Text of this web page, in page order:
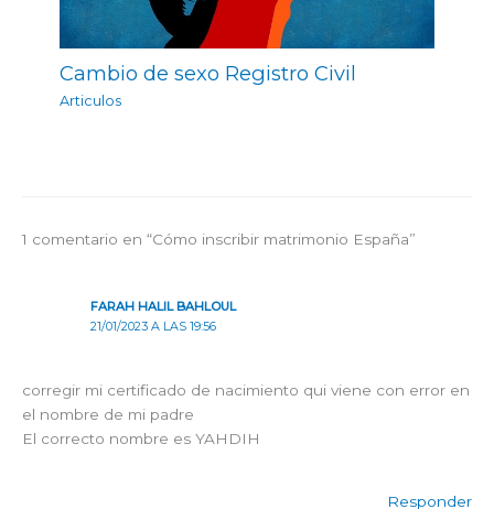
Cambio de sexo Registro Civil
Articulos
1 comentario en “Cómo inscribir matrimonio España”
FARAH HALIL BAHLOUL
21/01/2023 A LAS 19:56
corregir mi certificado de nacimiento qui viene con error en
el nombre de mi padre
El correcto nombre es YAHDIH
Responder